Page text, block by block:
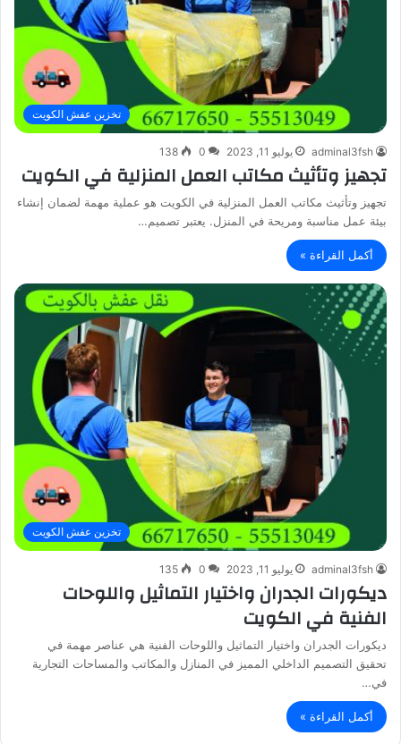
تخزين عفش الكويت
adminal3fsh يوليو 11, 2023 0
138
تجهيز وتأثيث مكاتب العمل المنزلية في الكويت
تجهيز وتأثيث مكاتب العمل المنزلية في الكويت هو عملية مهمة لضمان إنشاء
بيئة عمل مناسبة ومريحة في المنزل. يعتبر تصميم…
أكمل القراءة »
تخزين عفش الكويت
adminal3fsh يوليو 11, 2023 0
135
ديكورات الجدران واختيار التماثيل واللوحات
الفنية في الكويت
ديكورات الجدران واختيار التماثيل واللوحات الفنية هي عناصر مهمة في
تحقيق التصميم الداخلي المميز في المنازل والمكاتب والمساحات التجارية
في…
أكمل القراءة »